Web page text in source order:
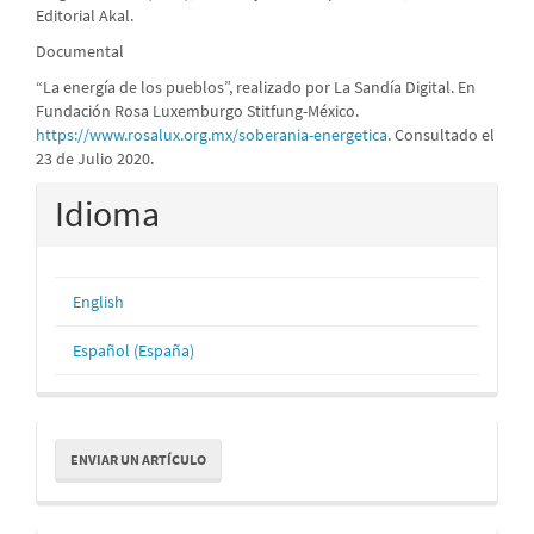
Editorial Akal.
Documental
“La energía de los pueblos”, realizado por La Sandía Digital. En
Fundación Rosa Luxemburgo Stitfung-México.
https://www.rosalux.org.mx/soberania-energetica. Consultado el
23 de Julio 2020.
Idioma
English
Español (España)
Enviar
un
artículo
ENVIAR UN ARTÍCULO